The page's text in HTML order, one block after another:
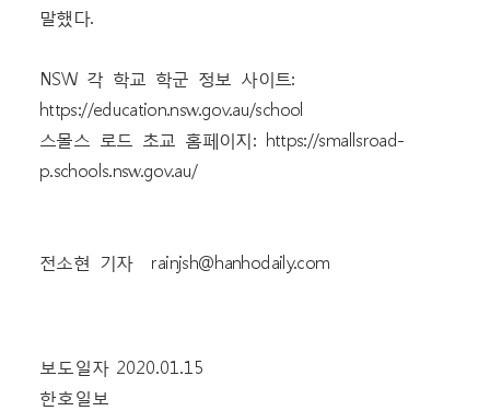
말했다.
NSW 각 학교 학군 정보 사이트:
https://education.nsw.gov.au/school
스몰스 로드 초교 홈페이지: https://smallsroad-
p.schools.nsw.gov.au/
전소현 기자 rainjsh@hanhodaily.com
보도일자 2020.01.15
한호일보